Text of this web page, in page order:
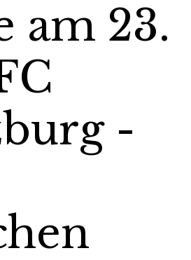
am 23.
-